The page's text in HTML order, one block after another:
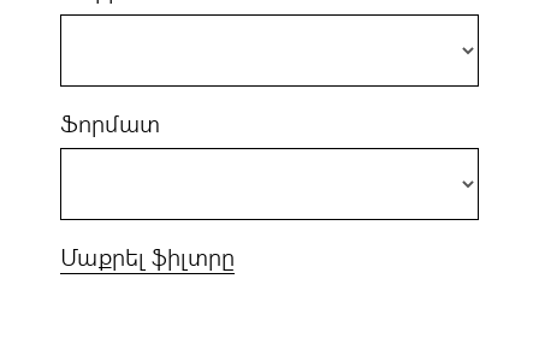
Ֆորմատ
Մաքրել ֆիլտրը